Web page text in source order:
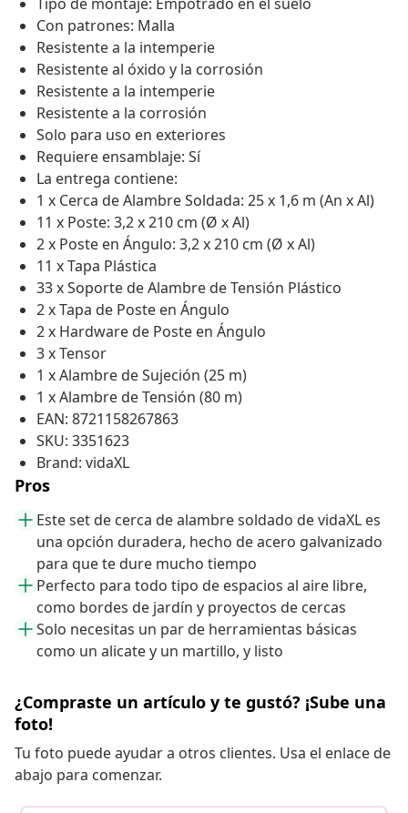
Con patrones: Malla
Resistente a la intemperie
Resistente al óxido y la corrosión
Resistente a la intemperie
Resistente a la corrosión
Solo para uso en exteriores
Requiere ensamblaje: Sí
La entrega contiene:
1 x Cerca de Alambre Soldada: 25 x 1,6 m (An x Al)
11 x Poste: 3,2 x 210 cm (Ø x Al)
2 x Poste en Ángulo: 3,2 x 210 cm (Ø x Al)
11 x Tapa Plástica
33 x Soporte de Alambre de Tensión Plástico
2 x Tapa de Poste en Ángulo
2 x Hardware de Poste en Ángulo
3 x Tensor
1 x Alambre de Sujeción (25 m)
1 x Alambre de Tensión (80 m)
EAN: 8721158267863
SKU: 3351623
Brand: vidaXL
Pros
Este set de cerca de alambre soldado de vidaXL es
una opción duradera, hecho de acero galvanizado
para que te dure mucho tiempo
Perfecto para todo tipo de espacios al aire libre,
como bordes de jardín y proyectos de cercas
Solo necesitas un par de herramientas básicas
como un alicate y un martillo, y listo
¿Compraste un artículo y te gustó? ¡Sube una
foto!
Tu foto puede ayudar a otros clientes. Usa el enlace de
abajo para comenzar.